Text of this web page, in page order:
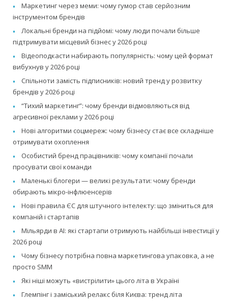
Маркетинг через меми: чому гумор став серйозним
інструментом брендів
Локальні бренди на підйомі: чому люди почали більше
підтримувати місцевий бізнес у 2026 році
Відеоподкасти набирають популярність: чому цей формат
вибухнув у 2026 році
Спільноти замість підписників: новий тренд у розвитку
брендів у 2026 році
“Тихий маркетинг”: чому бренди відмовляються від
агресивної реклами у 2026 році
Нові алгоритми соцмереж: чому бізнесу стає все складніше
отримувати охоплення
Особистий бренд працівників: чому компанії почали
просувати свої команди
Маленькі блогери — великі результати: чому бренди
обирають мікро-інфлюенсерів
Нові правила ЄС для штучного інтелекту: що зміниться для
компаній і стартапів
Мільярди в AI: які стартапи отримують найбільші інвестиції у
2026 році
Чому бізнесу потрібна повна маркетингова упаковка, а не
просто SMM
Які ніші можуть «вистрілити» цього літа в Україні
Глемпінг і заміський релакс біля Києва: тренд літа